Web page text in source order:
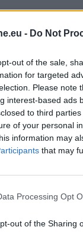
- Do Not
out of the sale,
for targeted
Please note
interest-based ads
to third
of your personal
information may
that may
Processing Opt
out of the Sharing
OEM,